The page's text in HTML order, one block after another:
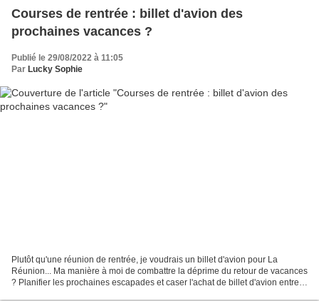
Courses de rentrée : billet d'avion des
prochaines vacances ?
Publié le 29/08/2022 à 11:05
Par Lucky Sophie
Plutôt qu'une réunion de rentrée, je voudrais un billet d'avion pour La
Réunion... Ma manière à moi de combattre la déprime du retour de vacances
? Planifier les prochaines escapades et caser l'achat de billet d'avion entre